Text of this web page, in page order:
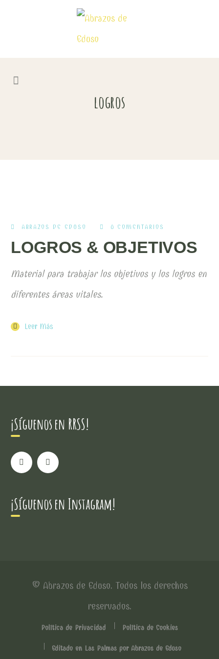
logros
ABRAZOS DE EDUSO 0 COMENTARIOS
LOGROS & OBJETIVOS
Material para trabajar los objetivos y los logros en
diferentes áreas vitales.
Leer Más
¡Síguenos en RRSS!
¡Síguenos en Instagram!
© Abrazos de Eduso. Todos los derechos
reservados.
Política de Privacidad Política de Cookies
Editado en Las Palmas por Abrazos de Eduso